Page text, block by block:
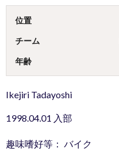
位置
チーム
年齢
Ikejiri Tadayoshi
1998.04.01 入部
趣味嗜好等： バイク